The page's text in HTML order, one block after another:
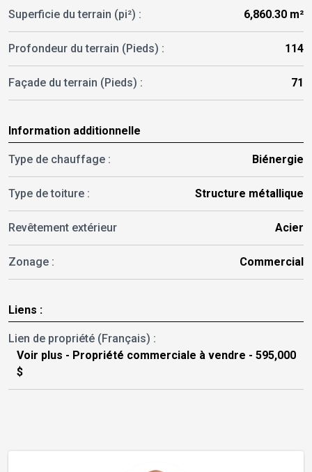
Superficie du terrain (pi²) : 6,860.30 m²
Profondeur du terrain (Pieds) : 114
Façade du terrain (Pieds) : 71
Information additionnelle
Type de chauffage : Biénergie
Type de toiture : Structure métallique
Revêtement extérieur Acier
Zonage : Commercial
Liens :
Lien de propriété (Français) :
Voir plus - Propriété commerciale à vendre - 595,000
$